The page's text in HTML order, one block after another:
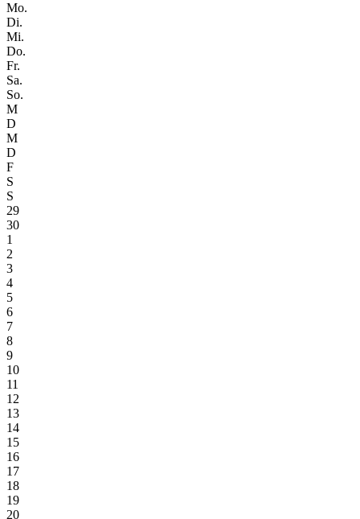
Mo.
Di.
Mi.
Do.
Fr.
Sa.
So.
M
D
M
D
F
S
S
29
30
1
2
3
4
5
6
7
8
9
10
11
12
13
14
15
16
17
18
19
20